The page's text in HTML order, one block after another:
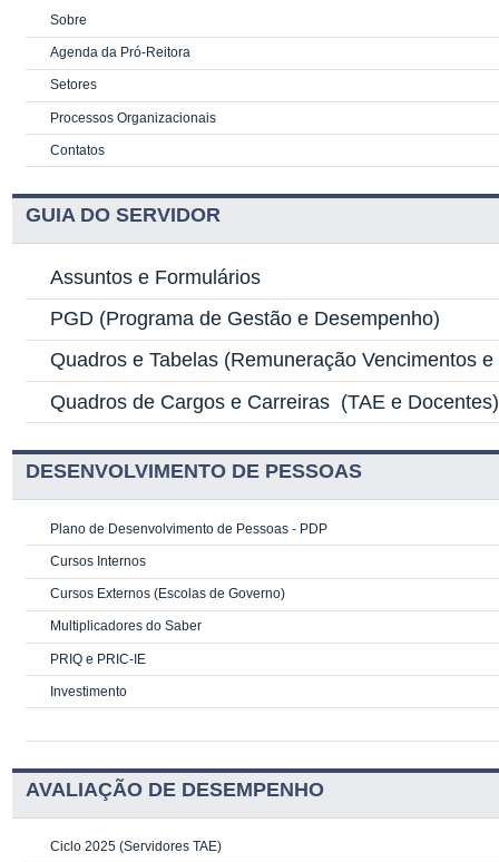
Sobre
Agenda da Pró-Reitora
Setores
Processos Organizacionais
Contatos
GUIA DO SERVIDOR
Assuntos e Formulários
PGD (Programa de Gestão e Desempenho)
Quadros e Tabelas (Remuneração Vencimentos
Quadros de Cargos e Carreiras (TAE e Docentes)
DESENVOLVIMENTO DE PESSOAS
Plano de Desenvolvimento de Pessoas - PDP
Cursos Internos
Cursos Externos (Escolas de Governo)
Multiplicadores do Saber
PRIQ e PRIC-IE
Investimento
AVALIAÇÃO DE DESEMPENHO
Ciclo 2025 (Servidores TAE)